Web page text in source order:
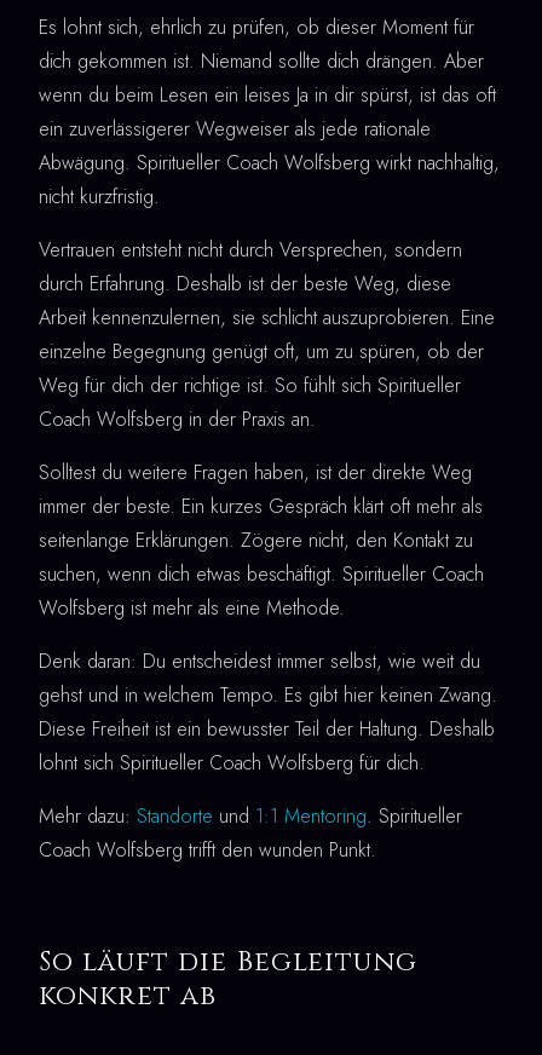
Es lohnt sich, ehrlich zu prüfen, ob dieser Moment für
dich gekommen ist. Niemand sollte dich drängen. Aber
wenn du beim Lesen ein leises Ja in dir spürst, ist das oft
ein zuverlässigerer Wegweiser als jede rationale
Abwägung. Spiritueller Coach Wolfsberg wirkt nachhaltig,
nicht kurzfristig.
Vertrauen entsteht nicht durch Versprechen, sondern
durch Erfahrung. Deshalb ist der beste Weg, diese
Arbeit kennenzulernen, sie schlicht auszuprobieren. Eine
einzelne Begegnung genügt oft, um zu spüren, ob der
Weg für dich der richtige ist. So fühlt sich Spiritueller
Coach Wolfsberg in der Praxis an.
Solltest du weitere Fragen haben, ist der direkte Weg
immer der beste. Ein kurzes Gespräch klärt oft mehr als
seitenlange Erklärungen. Zögere nicht, den Kontakt zu
suchen, wenn dich etwas beschäftigt. Spiritueller Coach
Wolfsberg ist mehr als eine Methode.
Denk daran: Du entscheidest immer selbst, wie weit du
gehst und in welchem Tempo. Es gibt hier keinen Zwang.
Diese Freiheit ist ein bewusster Teil der Haltung. Deshalb
lohnt sich Spiritueller Coach Wolfsberg für dich.
Mehr dazu: Standorte und 1:1 Mentoring. Spiritueller
Coach Wolfsberg trifft den wunden Punkt.
So läuft die Begleitung
konkret ab